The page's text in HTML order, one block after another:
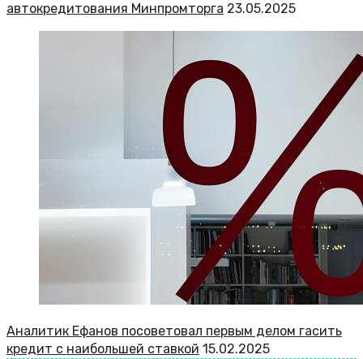
автокредитования Минпромторга 23.05.2025
Аналитик Ефанов посоветовал первым делом гасить
кредит с наибольшей ставкой 15.02.2025